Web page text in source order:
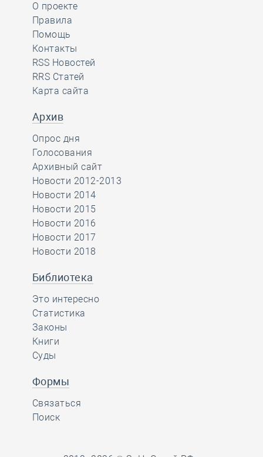
О проекте
Правила
Помощь
Контакты
RSS Новостей
RRS Статей
Карта сайта
Архив
Опрос дня
Голосования
Архивный сайт
Новости 2012-2013
Новости 2014
Новости 2015
Новости 2016
Новости 2017
Новости 2018
Библиотека
Это интересно
Статистика
Законы
Книги
Суды
Формы
Связаться
Поиск